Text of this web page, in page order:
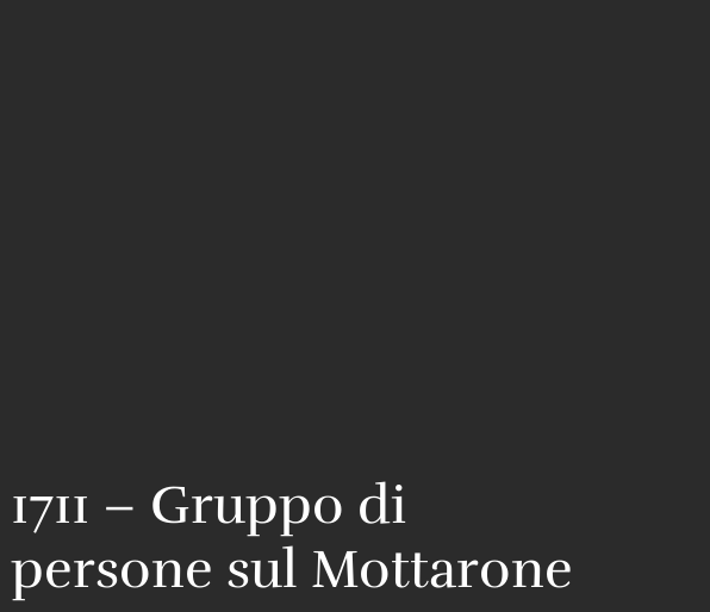
1711 – Gruppo di
persone sul Mottarone